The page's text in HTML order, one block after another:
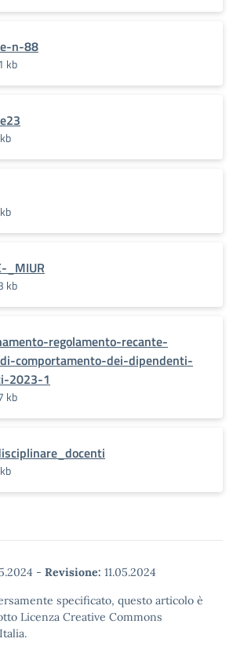
n-88
kb
_MIUR
kb
regolamento-recante-
comportamento-dei-dipendenti-
2023-1
kb
- Revisione: 11.05.2024
specificato, questo articolo è
Licenza Creative Commons